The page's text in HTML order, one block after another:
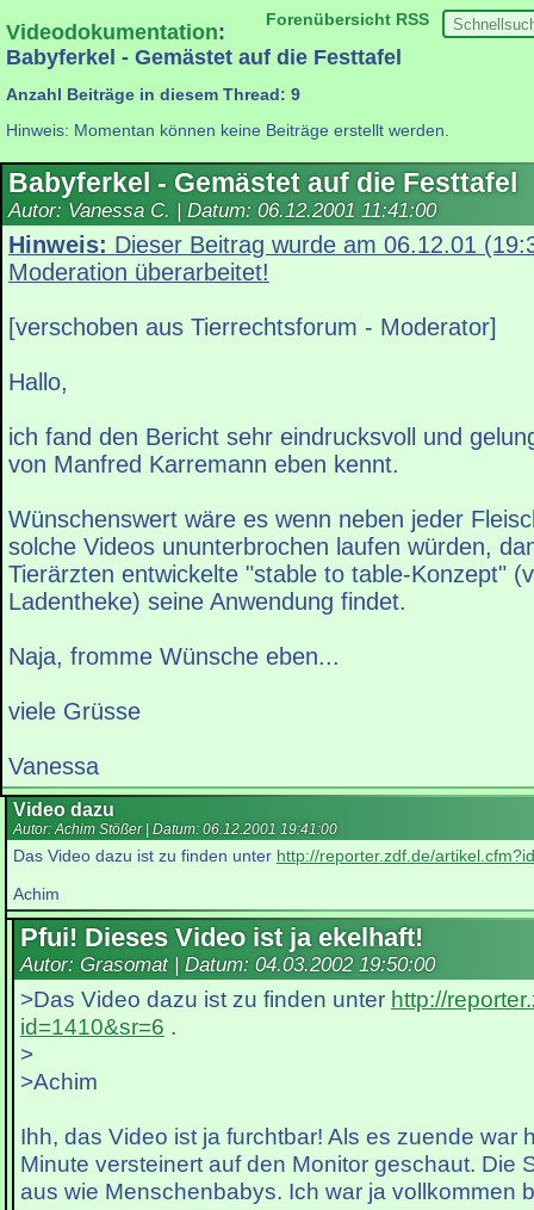
Forenübersicht RSS
Videodokumentation:
Babyferkel - Gemästet auf die Festtafel
Anzahl Beiträge in diesem Thread: 9
Hinweis: Momentan können keine Beiträge erstellt werden.
Babyferkel - Gemästet auf die Festtafel
Autor: Vanessa C. | Datum: 06.12.2001 11:41:00
Hinweis: Dieser Beitrag wurde am 06.12.01
Moderation überarbeitet!
[verschoben aus Tierrechtsforum - Moderator]
Hallo,
ich fand den Bericht sehr eindrucksvoll und
von Manfred Karremann eben kennt.
Wünschenswert wäre es wenn neben jeder
solche Videos ununterbrochen laufen würden,
Tierärzten entwickelte "stable to table-Konzept"
Ladentheke) seine Anwendung findet.
Naja, fromme Wünsche eben...
viele Grüsse
Vanessa
Video dazu
Autor: Achim Stößer | Datum: 06.12.2001 19:41:00
Das Video dazu ist zu finden unter http://reporter.zdf.de/
Achim
Pfui! Dieses Video ist ja ekelhaft!
Autor: Grasomat | Datum: 04.03.2002 19:50:00
>Das Video dazu ist zu finden unter http://
id=1410&sr=6 .
>
>Achim
Ihh, das Video ist ja furchtbar! Als es zuende war
Minute versteinert auf den Monitor geschaut. Die
aus wie Menschenbabys. Ich war ja vollkommen